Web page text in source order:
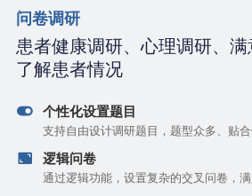
问卷调研
患者健康调研、心理调研、
了解患者情况
个性化设置题目
支持自由设计调研题目，题型众多、贴
逻辑问卷
通过逻辑功能，设置复杂的交叉问卷，